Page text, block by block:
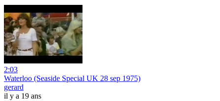
2:03
Waterloo (Seaside Special UK 28 sep 1975)
gerard
il y a 19 ans